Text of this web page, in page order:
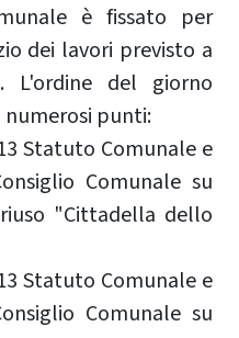
è fissato per
dei lavori previsto a
L'ordine del giorno
numerosi punti:
Statuto Comunale e
Comunale su
"Cittadella dello
Statuto Comunale e
Comunale su